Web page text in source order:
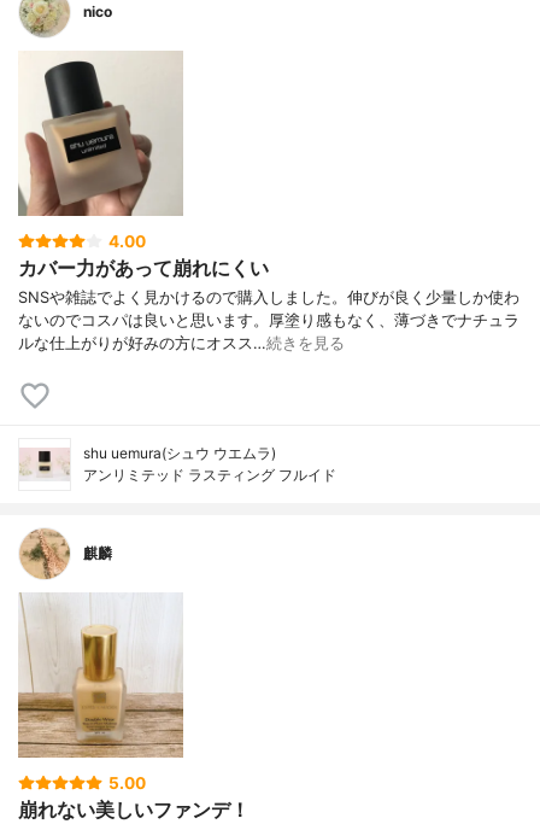
nico
4.00
カバー力があって崩れにくい
SNSや雑誌でよく見かけるので購入しました。伸びが良く少量しか使わ
ないのでコスパは良いと思います。厚塗り感もなく、薄づきでナチュラ
ルな仕上がりが好みの方にオスス…続きを見る
shu uemura(シュウ ウエムラ)
アンリミテッド ラスティング フルイド
麒麟
5.00
崩れない美しいファンデ！